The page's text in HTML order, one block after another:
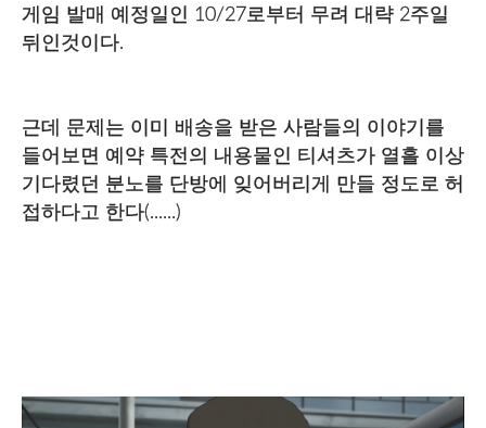
게임 발매 예정일인 10/27로부터 무려 대략 2주일
뒤인것이다.
근데 문제는 이미 배송을 받은 사람들의 이야기를
들어보면 예약 특전의 내용물인 티셔츠가 열흘 이상
기다렸던 분노를 단방에 잊어버리게 만들 정도로 허
접하다고 한다(......)